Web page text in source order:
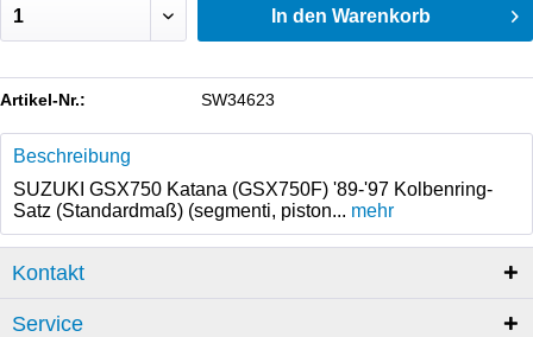
In den Warenkorb
Artikel-Nr.: SW34623
Beschreibung
SUZUKI GSX750 Katana (GSX750F) '89-'97 Kolbenring-
Satz (Standardmaß) (segmenti, piston... mehr
Kontakt
Service